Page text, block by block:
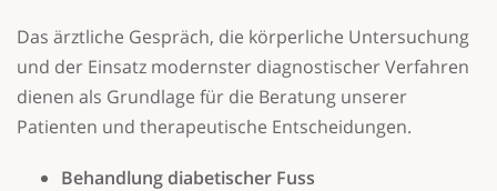
Das ärztliche Gespräch, die körperliche Untersuchung
und der Einsatz modernster diagnostischer Verfahren
dienen als Grundlage für die Beratung unserer
Patienten und therapeutische Entscheidungen.
Behandlung diabetischer Fuss